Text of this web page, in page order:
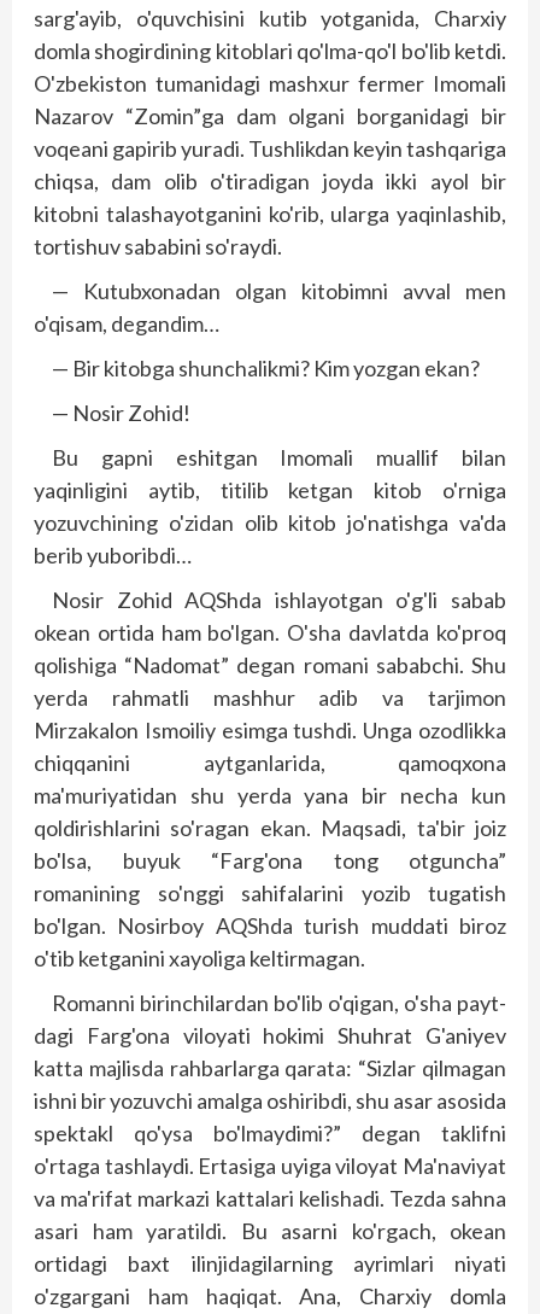
sarg'ayib, o'quvchisini kutib yotganida, Charxiy
domla shogirdining kitoblari qo'lma-qo'l bo'lib ketdi.
O'zbekiston tumanidagi mashxur fermer Imomali
Nazarov “Zomin”ga dam olgani borganidagi bir
voqeani gapirib yuradi. Tushlikdan keyin tashqariga
chiqsa, dam olib o'tiradigan joyda ikki ayol bir
kitobni talashayotganini ko'rib, ularga yaqinlashib,
tortishuv sababini so'raydi.
— Kutubxonadan olgan kitobimni avval men
o'qisam, degandim…
— Bir kitobga shunchalikmi? Kim yozgan ekan?
— Nosir Zohid!
Bu gapni eshitgan Imomali muallif bilan
yaqinligini aytib, titilib ketgan kitob o'rniga
yozuvchining o'zidan olib kitob jo'natishga va'da
berib yuboribdi…
Nosir Zohid AQShda ishlayotgan o'g'li sabab
okean ortida ham bo'lgan. O'sha davlatda ko'proq
qolishiga “Nadomat” degan romani sababchi. Shu
yerda rahmatli mashhur adib va tarjimon
Mirzakalon Ismoiliy esimga tushdi. Unga ozodlikka
chiqqanini aytganlarida, qamoqxona
ma'muriyatidan shu yerda yana bir necha kun
qoldirishlarini so'ragan ekan. Maqsadi, ta'bir joiz
bo'lsa, buyuk “Farg'ona tong otguncha”
romanining so'nggi sahifalarini yozib tugatish
bo'lgan. Nosirboy AQShda turish muddati biroz
o'tib ketganini xayoliga keltirmagan.
Romanni birinchilardan bo'lib o'qigan, o'sha payt­
dagi Farg'ona viloyati hokimi Shuhrat G'aniyev
katta majlisda rahbarlarga qarata: “Sizlar qilmagan
ishni bir yozuvchi amalga oshiribdi, shu asar asosida
spektakl qo'ysa bo'lmaydimi?” degan taklifni
o'rtaga tashlaydi. Ertasiga uyiga viloyat Ma'naviyat
va ma'rifat markazi kattalari kelishadi. Tezda sahna
asari ham yaratildi. Bu asarni ko'rgach, okean
ortidagi baxt ilinjidagilarning ayrimlari niyati
o'zgargani ham haqiqat. Ana, Charxiy domla